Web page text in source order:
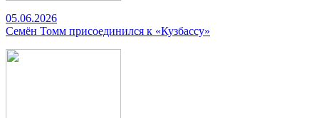
05.06.2026
Семён Томм присоединился к «Кузбассу»